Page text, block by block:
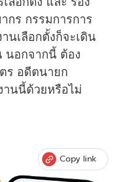
กร กรรมการการ
นเลือกตั้งก็จะเดิน
นอกจากนี้ ต้อง
ร อดีตนายก
านนี้ด้วยหรือไม่
Copy link